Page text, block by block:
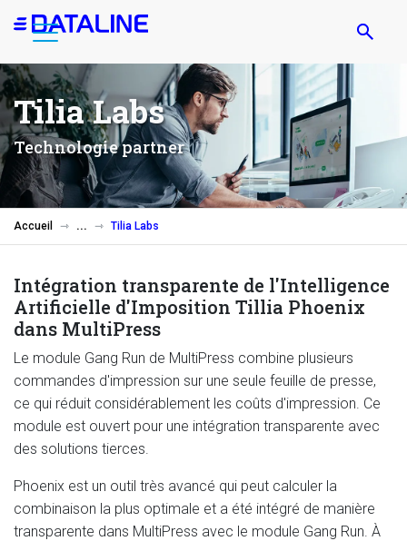
au
principal
Tilia Labs
Technologie partner
Accueil Tilia Labs
Intégration transparente de l'Intelligence
Artificielle d'Imposition Tillia Phoenix
dans MultiPress
Le module Gang Run de MultiPress combine plusieurs
commandes d'impression sur une seule feuille de presse,
ce qui réduit considérablement les coûts d'impression. Ce
module est ouvert pour une intégration transparente avec
des solutions tierces.
Phoenix est un outil très avancé qui peut calculer la
combinaison la plus optimale et a été intégré de manière
transparente dans MultiPress avec le module Gang Run. À